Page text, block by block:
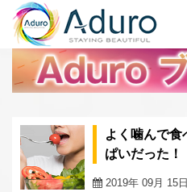
よく噛んで食
ぱいだった！
2019年 09月 15日
商品一覧
FAQ
ブログ